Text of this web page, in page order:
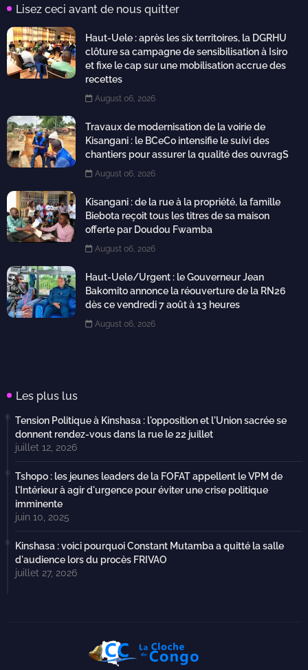
Lisez ceci avant de nous quitter
Haut-Uele : après les six territoires, la DGRHU
clôture sa campagne de sensibilisation à Isiro
et fixe le cap sur une mobilisation accrue des
recettes
August 06, 2026
Travaux de modernisation de la voirie de
Kisangani : le BCeCo intensifie le suivi des
chantiers pour assurer la qualité des ouvragS
August 06, 2026
Kisangani : de la rue à la propriété, la famille
Biebota reçoit tous les titres de sa maison
offerte par Doudou Fwamba
August 06, 2026
Haut-Uele/Urgent : le Gouverneur Jean
Bakomito annonce la réouverture de la RN26
dès ce vendredi 7 août à 13 heures
August 06, 2026
Les plus lus
Tension Politique à Kinshasa : l'opposition et l'Union sacrée se
donnent rendez-vous dans la rue le 22 juillet
juillet 12, 2026
Tshopo : les jeunes leaders de la FOFAT appellent le VPM de
l'Intérieur à agir d'urgence pour éviter une crise politique
imminente
juin 10, 2025
Kinshasa : voici pourquoi Constant Mutamba a quitté la salle
d'audience lors du procès FRIVAO
juillet 27, 2026